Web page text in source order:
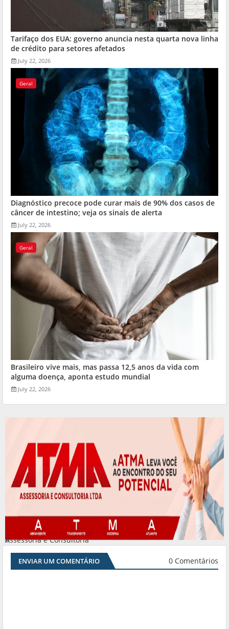
Tarifaço dos EUA: governo anuncia nesta quarta nova linha
de crédito para setores afetados
July 22, 2026
Geral
Diagnóstico precoce pode curar mais de 90% dos casos de
câncer de intestino; veja os sinais de alerta
July 22, 2026
Geral
Brasileiro vive mais, mas passa 12,5 anos da vida com
alguma doença, aponta estudo mundial
July 22, 2026
Assessoria e Consultoria
#
ENVIAR UM COMENTÁRIO 0 Comentários